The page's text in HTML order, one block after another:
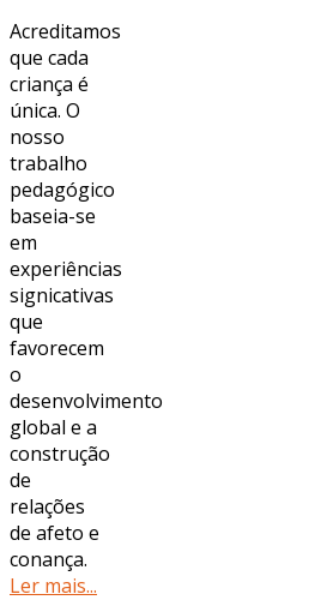
Acreditamos
que cada
criança é
única. O
nosso
trabalho
pedagógico
baseia-se
em
experiências
significativas
que
favorecem
o
desenvolvimento
global e a
construção
de
relações
de afeto e
confiança.
Ler mais...